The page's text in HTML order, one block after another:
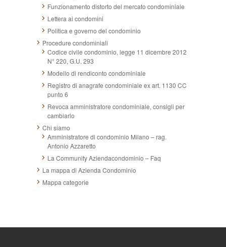
Funzionamento distorto del mercato condominiale
Lettera ai condomini
Politica e governo del condominio
Procedure condominiali
Codice civile condominio, legge 11 dicembre 2012
N° 220, G.U. 293
Modello di rendiconto condominiale
Registro di anagrafe condominiale ex art. 1130 CC
punto 6
Revoca amministratore condominiale, consigli per
cambiarlo
Chi siamo
Amministratore di condominio Milano – rag.
Antonio Azzaretto
La Community Aziendacondominio – Faq
La mappa di Azienda Condominio
Mappa categorie